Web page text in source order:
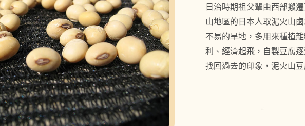
日治時期祖父輩由西部搬
山地區的日本人取泥火山
不易的旱地，多用來種植
利、經濟起飛，自製豆腐
找回過去的印象，泥火山